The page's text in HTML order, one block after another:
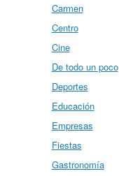
Carmen
Centro
Cine
De todo un poco
Deportes
Educación
Empresas
Fiestas
Gastronomía